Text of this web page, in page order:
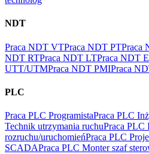
NDT
Praca NDT VTPraca NDT PTPraca
NDT RTPraca NDT LTPraca NDT
UTT/UTMPraca NDT PMIPraca
PLC
Praca PLC ProgramistaPraca PLC
Technik utrzymania ruchuPraca PLC
rozruchu/uruchomieńPraca PLC
SCADAPraca PLC Monter szaf